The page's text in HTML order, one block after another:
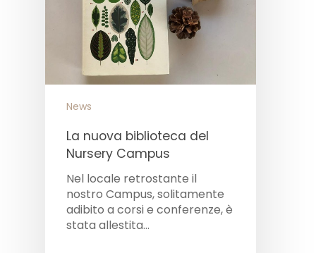
News
La nuova biblioteca del
Nursery Campus
Nel locale retrostante il
nostro Campus, solitamente
adibito a corsi e conferenze, è
stata allestita…